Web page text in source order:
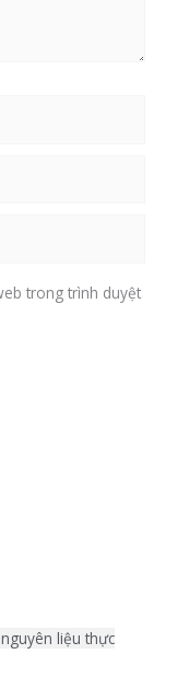
trong trình duyệt
nguyên liệu thực